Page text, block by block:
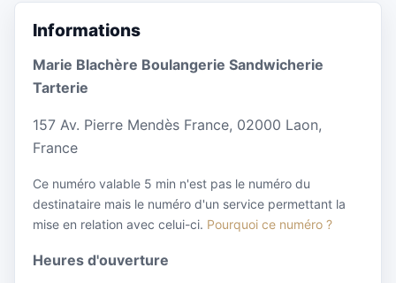
Informations
Marie Blachère Boulangerie Sandwicherie
Tarterie
157 Av. Pierre Mendès France, 02000 Laon,
France
Ce numéro valable 5 min n'est pas le numéro du
destinataire mais le numéro d'un service permettant la
mise en relation avec celui-ci. Pourquoi ce numéro ?
Heures d'ouverture